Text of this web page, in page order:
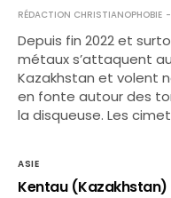
RÉDACTION CHRISTIANOPHOBIE
Depuis fin 2022 et
métaux s’attaquent
Kazakhstan et volent
en fonte autour des
la disqueuse. Les
ASIE
Kentau